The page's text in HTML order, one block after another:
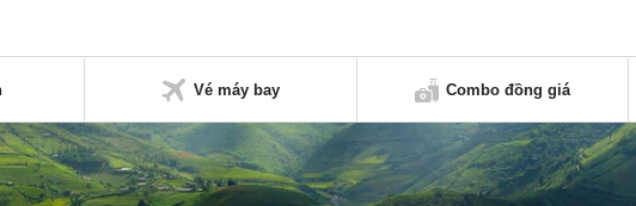
Vé máy bay Combo đồng giá